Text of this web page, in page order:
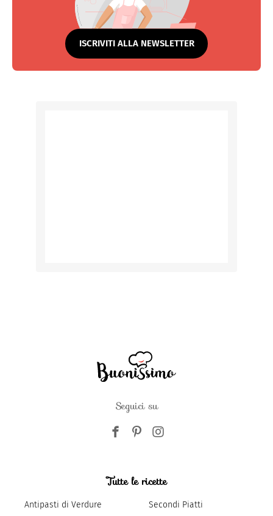
ISCRIVITI ALLA NEWSLETTER
Seguici su
Tutte le ricette
Antipasti di Verdure
Secondi Piatti